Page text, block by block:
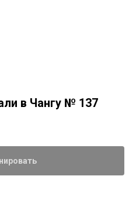
в Чангу № 137